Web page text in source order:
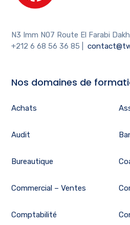
N3 Imm N07 Route El Farabi
+212 6 68 56 36 85
|
Nos domaines de
Achats
Audit
Bureautique
Commercial – Ventes
Comptabilité